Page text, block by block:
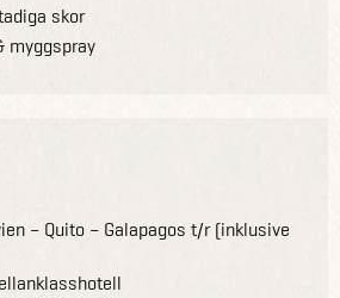
skor
myggspray
– Quito – Galapagos t/r (inklusive